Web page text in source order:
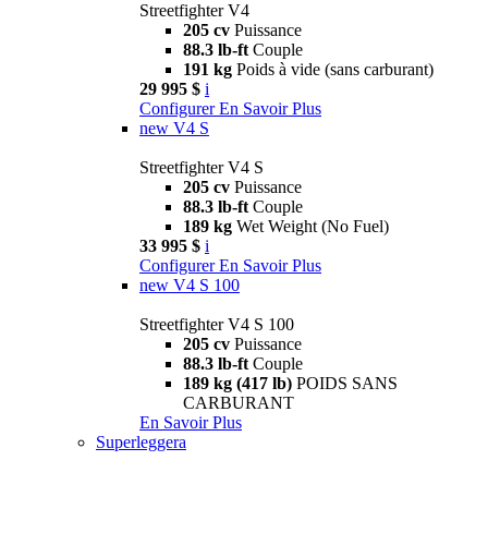
Streetfighter V4
205 cv Puissance
88.3 lb-ft Couple
191 kg Poids à vide (sans carburant)
29 995 $ i
Configurer En Savoir Plus
new V4 S
Streetfighter V4 S
205 cv Puissance
88.3 lb-ft Couple
189 kg Wet Weight (No Fuel)
33 995 $ i
Configurer En Savoir Plus
new V4 S 100
Streetfighter V4 S 100
205 cv Puissance
88.3 lb-ft Couple
189 kg (417 lb) POIDS SANS
CARBURANT
En Savoir Plus
Superleggera